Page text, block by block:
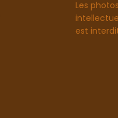
Les
est